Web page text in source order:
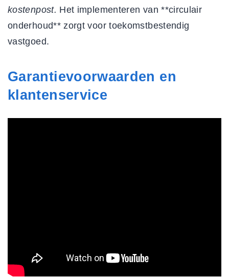
kostenpost. Het implementeren van **circulair
onderhoud** zorgt voor toekomstbestendig
vastgoed.
Garantievoorwaarden en
klantenservice